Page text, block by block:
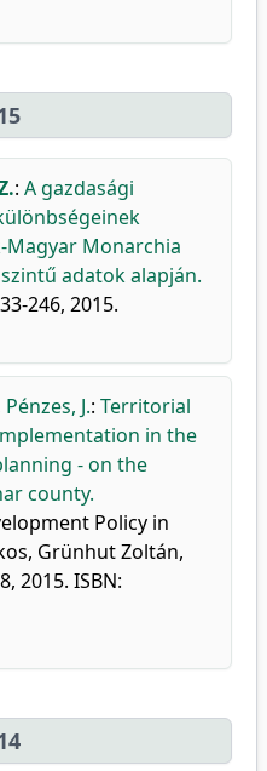
: A gazdasági
Magyar Monarchia
adatok alapján.
246, 2015.
Pénzes, J.: Territorial
in the
- on the
county.
Policy in
Grünhut Zoltán,
2015. ISBN: